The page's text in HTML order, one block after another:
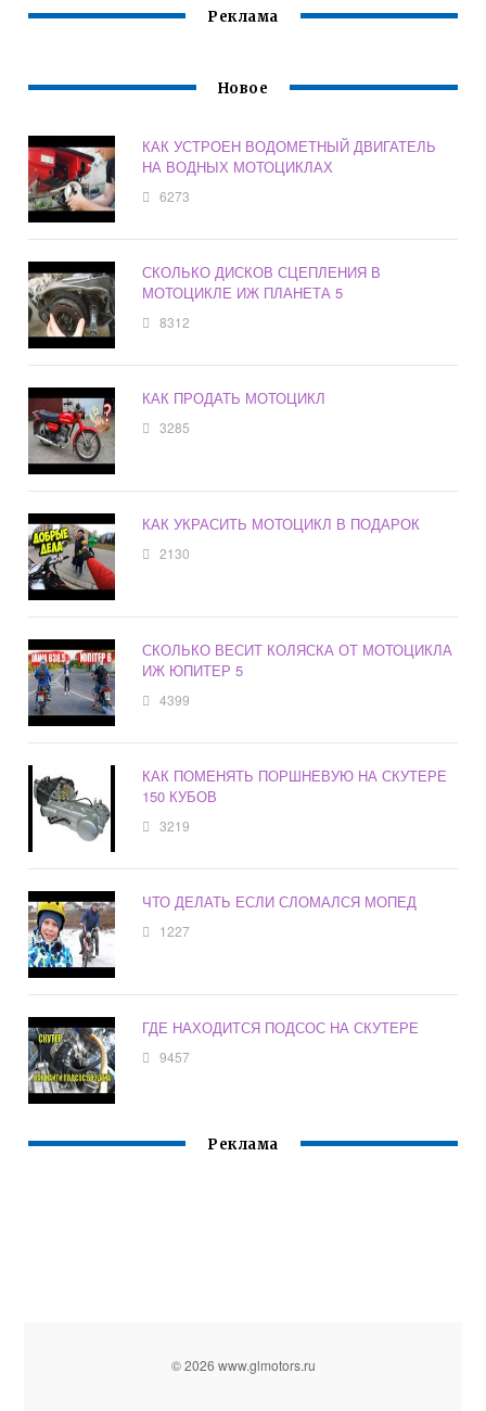
Реклама
Новое
КАК УСТРОЕН ВОДОМЕТНЫЙ ДВИГАТЕЛЬ
НА ВОДНЫХ МОТОЦИКЛАХ
6273
СКОЛЬКО ДИСКОВ СЦЕПЛЕНИЯ В
МОТОЦИКЛЕ ИЖ ПЛАНЕТА 5
8312
КАК ПРОДАТЬ МОТОЦИКЛ
3285
КАК УКРАСИТЬ МОТОЦИКЛ В ПОДАРОК
2130
СКОЛЬКО ВЕСИТ КОЛЯСКА ОТ МОТОЦИКЛА
ИЖ ЮПИТЕР 5
4399
КАК ПОМЕНЯТЬ ПОРШНЕВУЮ НА СКУТЕРЕ
150 КУБОВ
3219
ЧТО ДЕЛАТЬ ЕСЛИ СЛОМАЛСЯ МОПЕД
1227
ГДЕ НАХОДИТСЯ ПОДСОС НА СКУТЕРЕ
9457
Реклама
© 2026 www.glmotors.ru